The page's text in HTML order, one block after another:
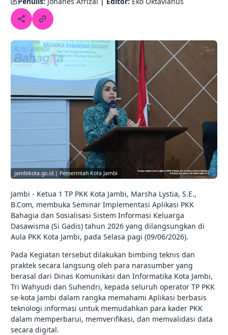
jambikota.go.id | Pemerintah Kota Jambi
Jambi - Ketua 1 TP PKK Kota Jambi, Marsha Lystia, S.E.,
B.Com, membuka Seminar Implementasi Aplikasi PKK
Bahagia dan Sosialisasi Sistem Informasi Keluarga
Dasawisma (Si Gadis) tahun 2026 yang dilangsungkan di
Aula PKK Kota Jambi, pada Selasa pagi (09/06/2026).
Pada Kegiatan tersebut dilakukan bimbing teknis dan
praktek secara langsung oleh para narasumber yang
berasal dari Dinas Komunikasi dan Informatika Kota Jambi,
Tri Wahyudi dan Suhendri, kepada seluruh operator TP PKK
se-kota Jambi dalam rangka memahami Aplikasi berbasis
teknologi informasi untuk memudahkan para kader PKK
dalam memperbarui, memverifikasi, dan memvalidasi data
secara digital.